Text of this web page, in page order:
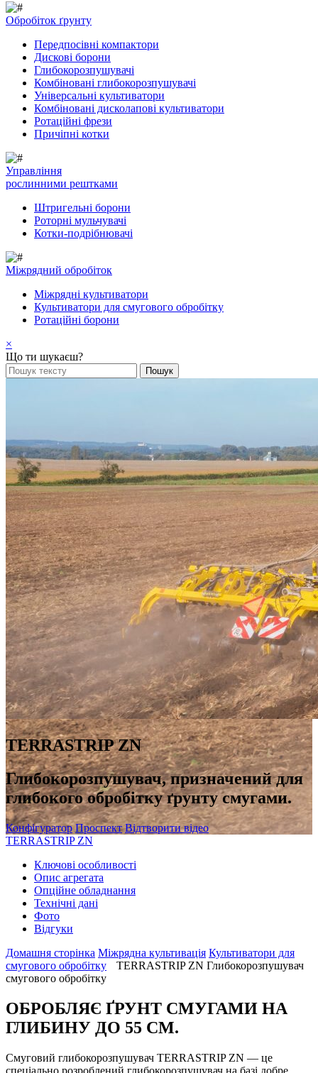
Обробіток ґрунту
Передпосівні компактори
Дискові борони
Глибокорозпушувачі
Комбіновані глибокорозпушувачі
Універсальні культиватори
Комбіновані дисколапові культиватори
Ротаційні фрези
Причіпні котки
Управління
рослинними рештками
Штригельні борони
Pоторні мульчувачі
Котки-подрібнювачі
Mіжрядний обробіток
Міжрядні культиватори
Культиватори для смугового обробітку
Ротаційні борони
×
Що ти шукаєш?
TERRASTRIP ZN
Глибокорозпушувач, призначений для
глибокого обробітку ґрунту смугами.
Конфігуратор Проспект Відтворити відео
TERRASTRIP ZN
Ключові особливості
Oпис агрегата
Oпційне обладнання
Технічні дані
Фото
Відгуки
Домашня сторінка Міжрядна культивація Культиватори для
смугового обробітку
TERRASTRIP ZN Глибокорозпушувач
смугового обробітку
ОБРОБЛЯЄ ҐРУНТ СМУГАМИ НА
ГЛИБИНУ ДО 55 СМ.
Смуговий глибокорозпушувач TERRASTRIP ZN — це
спеціально розроблений глибокорозпушувач на базі добре